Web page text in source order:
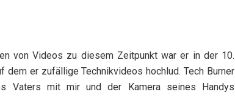
von Videos zu diesem Zeitpunkt war er in der 10.
dem er zufällige Technikvideos hochlud. Tech Burner
Vaters mit mir und der Kamera seines Handys